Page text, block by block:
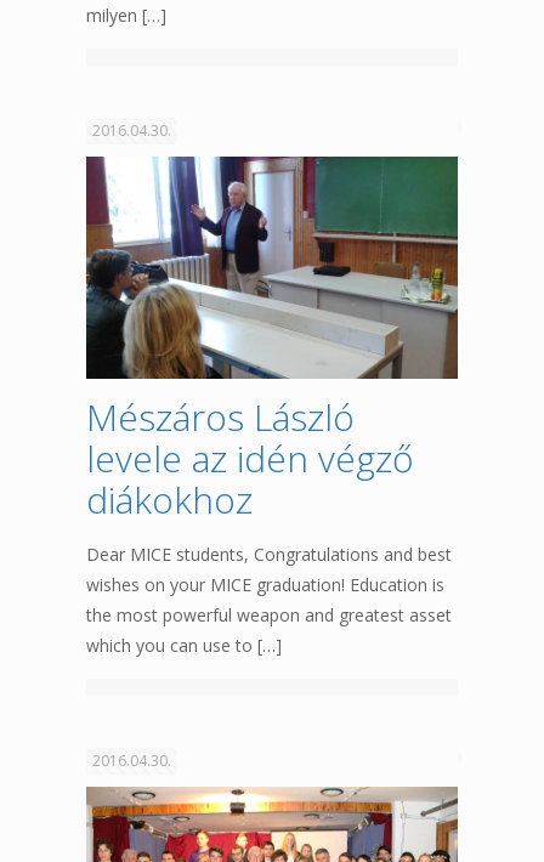
milyen […]
2016.04.30.
Mészáros László
levele az idén végző
diákokhoz
Dear MICE students, Congratulations and best
wishes on your MICE graduation! Education is
the most powerful weapon and greatest asset
which you can use to […]
2016.04.30.